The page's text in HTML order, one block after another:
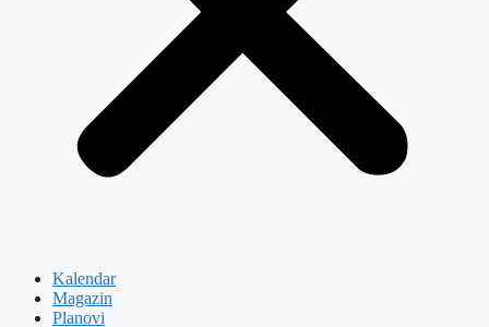
Kalendar
Magazin
Planovi